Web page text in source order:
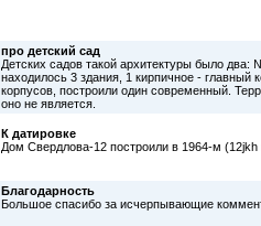
про детский сад
Детских садов такой архитектуры было
находилось 3 здания, 1 кирпичное - главный
корпусов, построили один современный.
оно не является.
К датировке
Дом Свердлова-12 построили в 1964-м
Благодарность
Большое спасибо за исчерпывающие